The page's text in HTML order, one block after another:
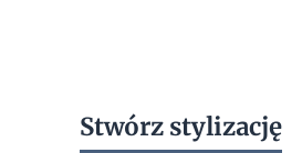
Stwórz stylizację